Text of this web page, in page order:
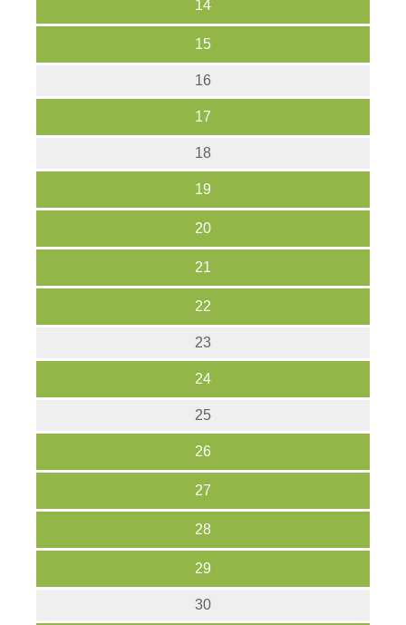
14
15
16
17
18
19
20
21
22
23
24
25
26
27
28
29
30